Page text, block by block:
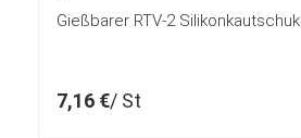
Gießbarer RTV-2 Silikonkautschuk
7,16 €/ St